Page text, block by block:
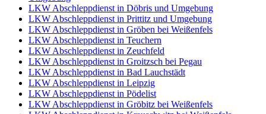
LKW Abschleppdienst in Döbris und Umgebung
LKW Abschleppdienst in Prittitz und Umgebung
LKW Abschleppdienst in Gröben bei Weißenfels
LKW Abschleppdienst in Teuchern
LKW Abschleppdienst in Zeuchfeld
LKW Abschleppdienst in Groitzsch bei Pegau
LKW Abschleppdienst in Bad Lauchstädt
LKW Abschleppdienst in Leipzig
LKW Abschleppdienst in Pödelist
LKW Abschleppdienst in Gröbitz bei Weißenfels